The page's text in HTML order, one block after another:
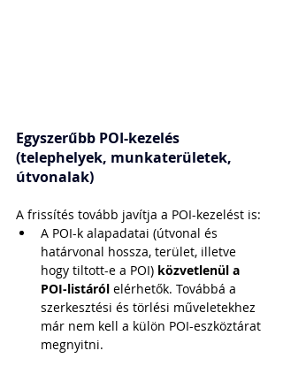
Egyszerűbb POI-kezelés
(telephelyek, munkaterületek,
útvonalak)
A frissítés tovább javítja a POI-kezelést is:
A POI-k alapadatai (útvonal és
határvonal hossza, terület, illetve
hogy tiltott-e a POI) közvetlenül a
POI-listáról elérhetők. Továbbá a
szerkesztési és törlési műveletekhez
már nem kell a külön POI-eszköztárat
megnyitni.